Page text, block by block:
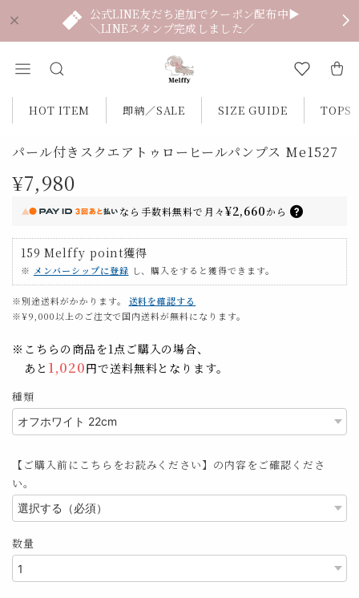
公式LINE友だち追加でクーポン配布中▶
＼LINEスタンプ完成しました／
HOT ITEM 即納／SALE SIZE GUIDE TOPS
パール付きスクエアトゥローヒールパンプス Me1527
¥7,980
なら 手数料無料で 月々¥2,660から
159 Melffy point獲得
※ メンバーシップに登録 し、購入をすると獲得できます。
※別途送料がかかります。
送料を確認する
※¥9,000以上のご注文で国内送料が無料になります。
※こちらの商品を1点ご購入の場合、
あと 1,020円で送料無料となります。
種類
【ご購入前にこちらをお読みください】の内容をご確認くださ
い。
数量